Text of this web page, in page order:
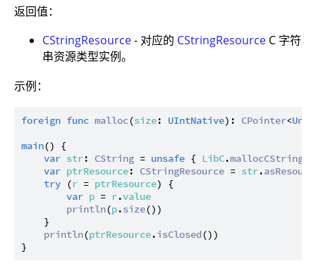
返回值：
CStringResource- 对应的 CStringResource C 字符
串资源类型实例。
示例：
foreign func malloc(size: UIntNative): CPointer<Unit
main() {
var str: CString = unsafe { LibC.mallocCString
var ptrResource: CStringResource = str.
try (r = ptrResource) {
var p = r.value
println(p.size())
    }
println(ptrResource.isClosed())